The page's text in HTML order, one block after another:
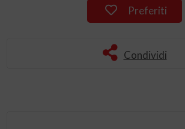
Preferiti
Condividi